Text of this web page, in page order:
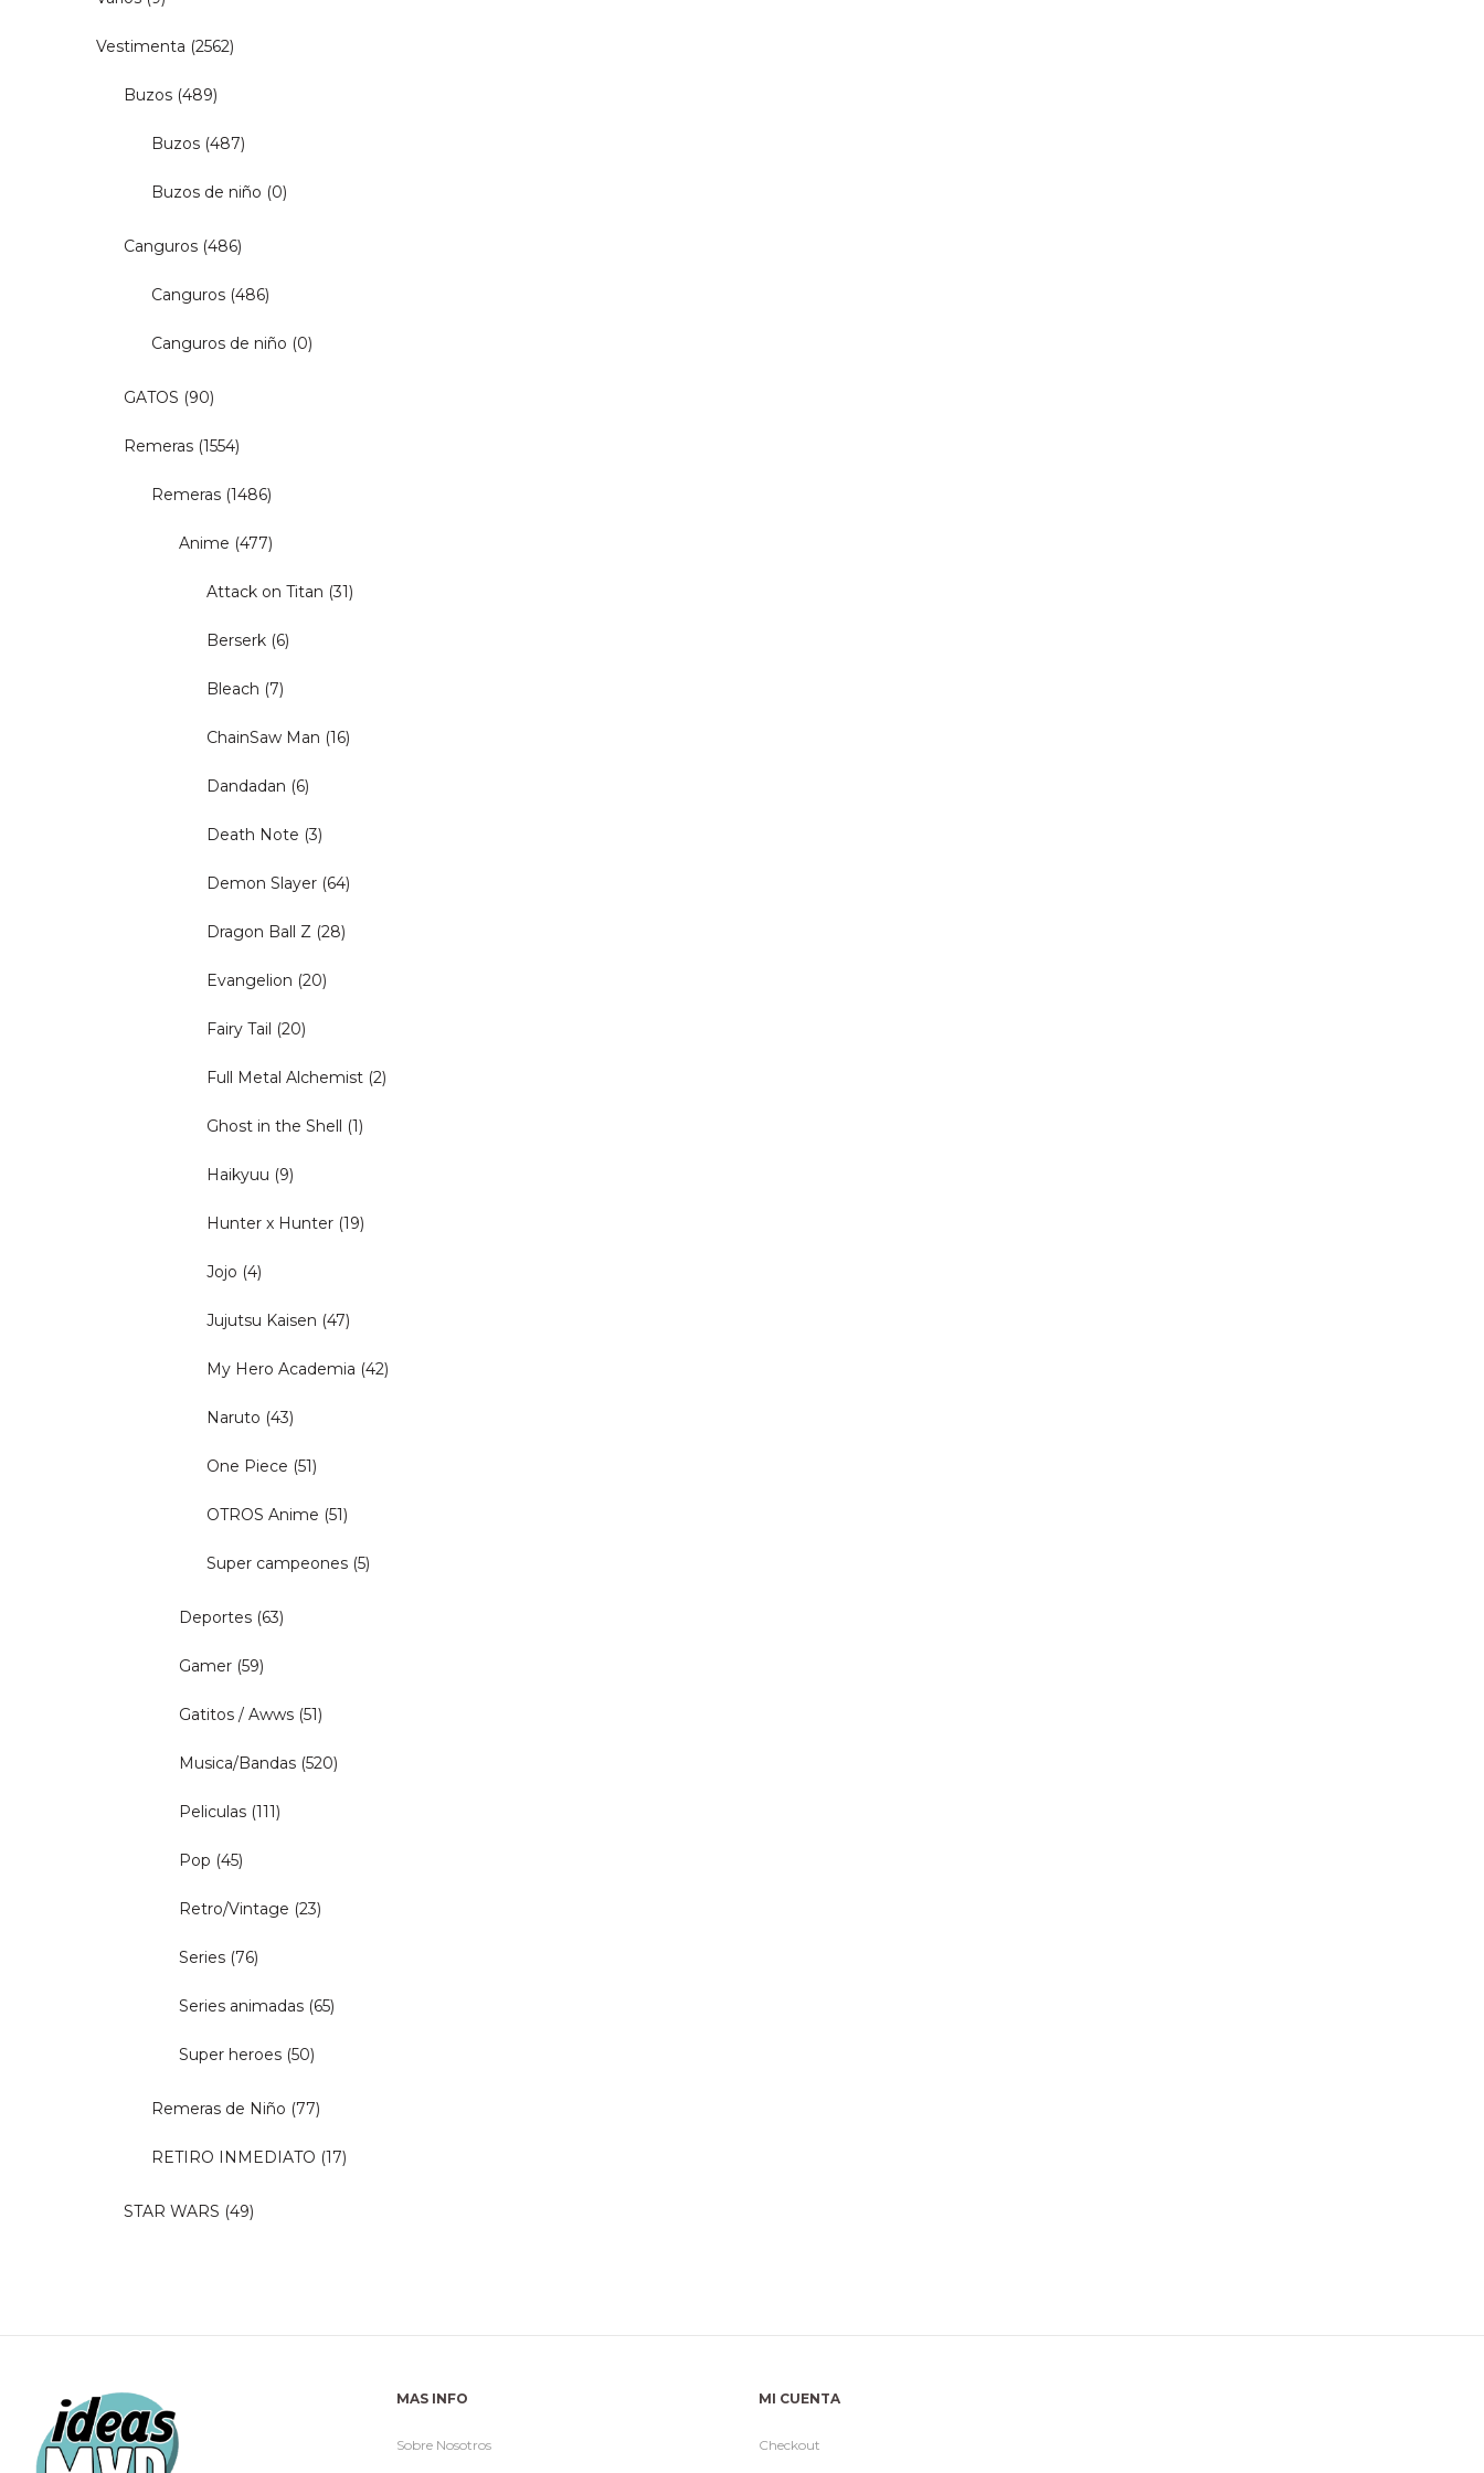
Vestimenta (2562)
Buzos (489)
Buzos (487)
Buzos de niño (0)
Canguros (486)
Canguros (486)
Canguros de niño (0)
GATOS (90)
Remeras (1554)
Remeras (1486)
Anime (477)
Attack on Titan (31)
Berserk (6)
Bleach (7)
ChainSaw Man (16)
Dandadan (6)
Death Note (3)
Demon Slayer (64)
Dragon Ball Z (28)
Evangelion (20)
Fairy Tail (20)
Full Metal Alchemist (2)
Ghost in the Shell (1)
Haikyuu (9)
Hunter x Hunter (19)
Jojo (4)
Jujutsu Kaisen (47)
My Hero Academia (42)
Naruto (43)
One Piece (51)
OTROS Anime (51)
Super campeones (5)
Deportes (63)
Gamer (59)
Gatitos / Awws (51)
Musica/Bandas (520)
Peliculas (111)
Pop (45)
Retro/Vintage (23)
Series (76)
Series animadas (65)
Super heroes (50)
Remeras de Niño (77)
RETIRO INMEDIATO (17)
STAR WARS (49)
MAS INFO
Sobre Nosotros
MI CUENTA
Checkout